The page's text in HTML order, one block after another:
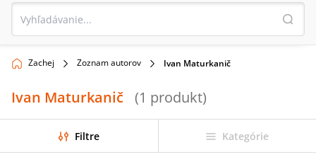
Zachej Zoznam autorov Ivan Maturkanič
Ivan Maturkanič (1 produkt)
Filtre Kategórie